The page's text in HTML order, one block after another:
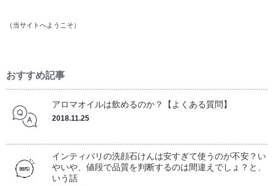
（ 当サイトへようこそ ）
おすすめ記事
アロマオイルは飲めるのか？【よくある質問】
2018.11.25
インティバリの洗顔石けんは安すぎて使うのが不安？い
やいや、値段で品質を判断するのは間違えでしょ？と、
いう話